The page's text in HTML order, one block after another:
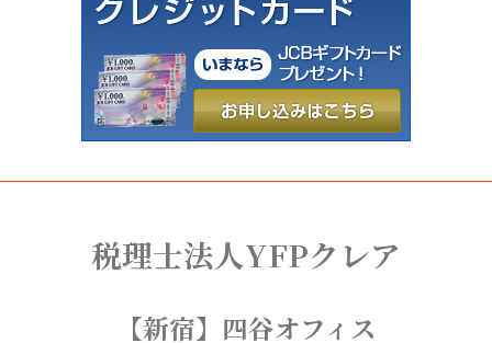
税理士法人YFPクレア
【新宿】四谷オフィス